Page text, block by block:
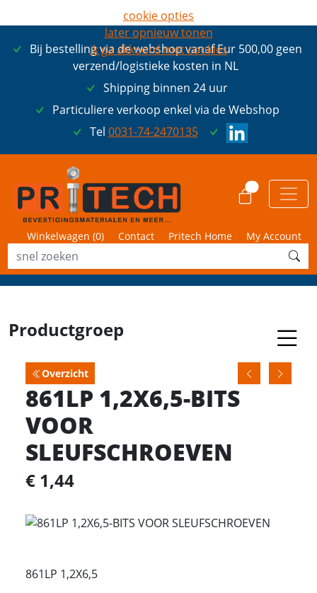
Bij bestelling via de webshop vanaf Eur 500,00 geen
verzend/logistieke kosten in NL
Shipping binnen 24 uur
Particuliere verkoop enkel via de Webshop
Tel 0031-74-2470135
Winkelwagen (0) Contact Pritech Home My Account
Productgroep
Overzicht
861LP 1,2X6,5-BITS
VOOR
SLEUFSCHROEVEN
€ 1,44
861LP 1,2X6,5
cookie opties
later opnieuw tonen
ik ga akkoord met cookies